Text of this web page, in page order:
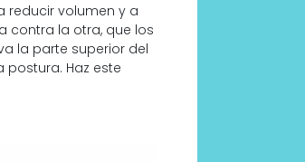
reducir volumen y a
contra la otra, que los
la parte superior del
postura. Haz este